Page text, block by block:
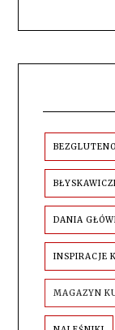
DANIA
INSPIRACJE
MAGAZYN